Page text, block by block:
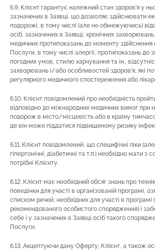
6.9. Клієнт гарантує належний стан здоров’я у
зазначених в Заявці, що дозволяє здійснювати
подорожі, в тому числі (але не обмежуючись)
осіб, зазначених в Заявці, хронічних
медичних протипоказань до моменту здійснення
Послуги, в тому числі алергії, протипоказань до
погодних умов, стилю харчування та ін.,
захворювань і/або особливостей здоров’я, які
регулярного медичного спостереження або
6.10. Клієнт повідомлений про необхідність
відповідно до міжнародних медичних вимог при
подорож в місто/місцевість або в країну
де він може піддатися підвищеному ризику
6.11. Клієнт повідомлений, що специфічні ліки
гіпертонічні, діабетичні та т.п.) необхідно мати з
потрібні Клієнту.
6.12. Клієнт має необхідний обсяг знань про
поведінки для участі в організованій програмі,
списком речей, необхідних для участі в програмі
рекомендованого особистого спорядження) і
себе і у зазначених в Заявці осіб такого
Послуги.
6.13. Акцептуючи дану Оферту, Клієнт, а також